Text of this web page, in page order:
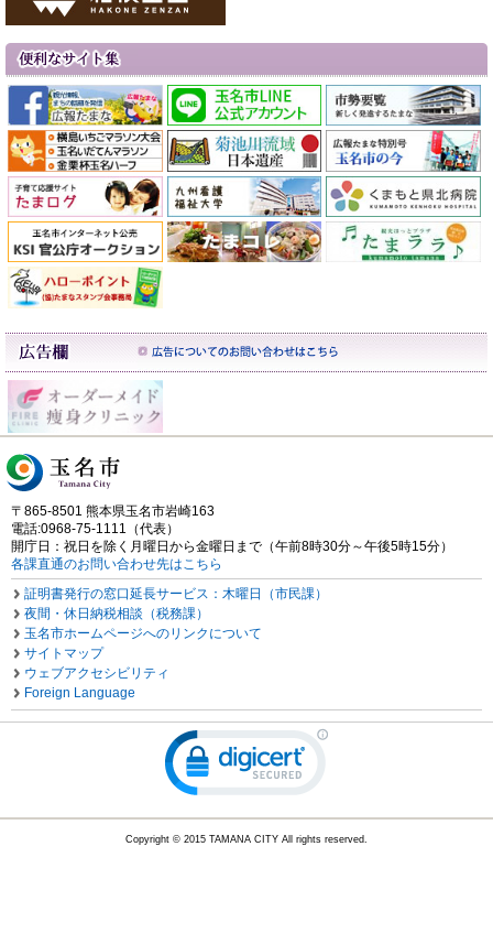
〒865-8501 熊本県玉名市岩崎163
電話:0968-75-1111（代表）
開庁日：祝日を除く月曜日から金曜日まで（午前8時30分～午後5時15分）
各課直通のお問い合わせ先はこちら
証明書発行の窓口延長サービス：木曜日（市民課）
夜間・休日納税相談（税務課）
玉名市ホームページへのリンクについて
サイトマップ
ウェブアクセシビリティ
Foreign Language
Copyright © 2015 TAMANA CITY All rights reserved.